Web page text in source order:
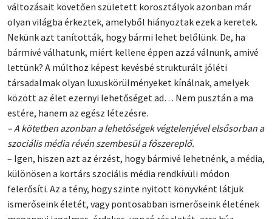
változásait követően született korosztályok azonban már
olyan világba érkeztek, amelyből hiányoztak ezek a keretek.
Nekünk azt tanították, hogy bármi lehet belőlünk. De, ha
bármivé válhatunk, miért kellene éppen azzá válnunk, amivé
lettünk? A múlthoz képest kevésbé strukturált jóléti
társadalmak olyan luxuskörülményeket kínálnak, amelyek
között az élet ezernyi lehetőséget ad… Nem pusztán a ma
estére, hanem az egész létezésre.
– A kötetben azonban a lehetőségek végtelenjével elsősorban a
szociális média révén szembesül a főszereplő.
– Igen, hiszen azt az érzést, hogy bármivé lehetnénk, a média,
különösen a kortárs szociális média rendkívüli módon
felerősíti. Az a tény, hogy szinte nyitott könyvként látjuk
ismerőseink életét, vagy pontosabban ismerőseink életének